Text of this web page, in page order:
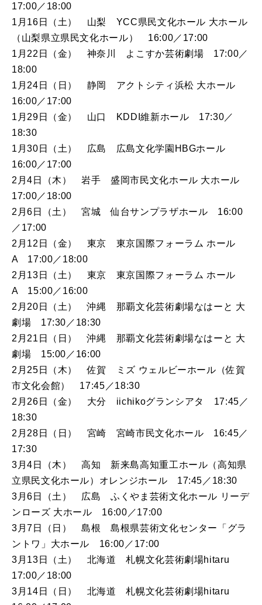
17:00／18:00
1月16日（土） 山梨 YCC県民文化ホール 大ホール
（山梨県立県民文化ホール） 16:00／17:00
1月22日（金） 神奈川 よこすか芸術劇場 17:00／
18:00
1月24日（日） 静岡 アクトシティ浜松 大ホール
16:00／17:00
1月29日（金） 山口 KDDI維新ホール 17:30／
18:30
1月30日（土） 広島 広島文化学園HBGホール
16:00／17:00
2月4日（木） 岩手 盛岡市民文化ホール 大ホール
17:00／18:00
2月6日（土） 宮城 仙台サンプラザホール 16:00
／17:00
2月12日（金） 東京 東京国際フォーラム ホール
A 17:00／18:00
2月13日（土） 東京 東京国際フォーラム ホール
A 15:00／16:00
2月20日（土） 沖縄 那覇文化芸術劇場なはーと 大
劇場 17:30／18:30
2月21日（日） 沖縄 那覇文化芸術劇場なはーと 大
劇場 15:00／16:00
2月25日（木） 佐賀 ミズ ウェルビーホール（佐賀
市文化会館） 17:45／18:30
2月26日（金） 大分 iichikoグランシアタ 17:45／
18:30
2月28日（日） 宮崎 宮崎市民文化ホール 16:45／
17:30
3月4日（木） 高知 新来島高知重工ホール（高知県
立県民文化ホール）オレンジホール 17:45／18:30
3月6日（土） 広島 ふくやま芸術文化ホール リーデ
ンローズ 大ホール 16:00／17:00
3月7日（日） 島根 島根県芸術文化センター「グラ
ントワ」大ホール 16:00／17:00
3月13日（土） 北海道 札幌文化芸術劇場hitaru
17:00／18:00
3月14日（日） 北海道 札幌文化芸術劇場hitaru